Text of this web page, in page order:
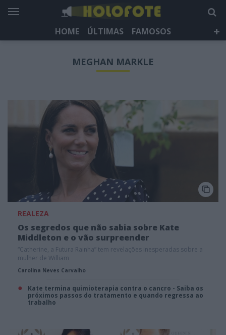
HOME ÚLTIMAS
FAMOSOS
HOLOFOTE TV
NEWSLETTER
MEGHAN MARKLE
REALEZA
Os segredos que não sabia sobre Kate
Middleton e o vão surpreender
“Catherine, a Futura Rainha” tem revelações inesperadas sobre a
mulher de William
Carolina Neves Carvalho
Kate termina quimioterapia contra o cancro - Saiba os
próximos passos do tratamento e quando regressa ao
trabalho